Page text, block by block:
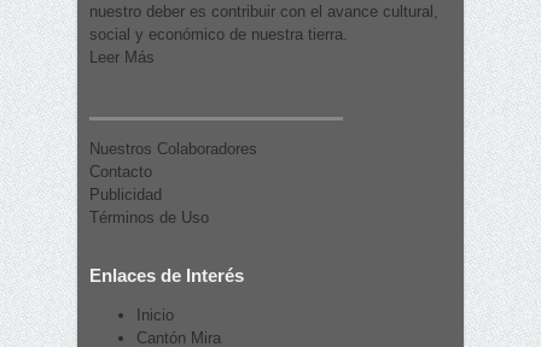
nuestro deber es contribuir con el avance cultural,
social y económico de nuestra tierra.
Leer Más
Nuestros Colaboradores
Contacto
Publicidad
Términos de Uso
Enlaces de Interés
Inicio
Cantón Mira